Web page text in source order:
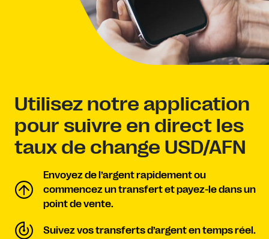
Utilisez notre application
pour suivre en direct les
taux de change USD/AFN
Envoyez de l’argent rapidement ou
commencez un transfert et payez-le dans un
point de vente.
Suivez vos transferts d’argent en temps réel.